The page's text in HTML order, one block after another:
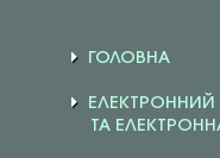
ГОЛОВНА
ЕЛЕКТРОННИЙ
ТА